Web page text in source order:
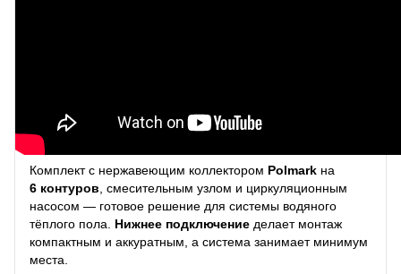
Комплект с нержавеющим коллектором Polmark на
6 контуров , смесительным узлом и циркуляционным
насосом — готовое решение для системы водяного
тёплого пола. Нижнее подключение делает монтаж
компактным и аккуратным, а система занимает минимум
места.